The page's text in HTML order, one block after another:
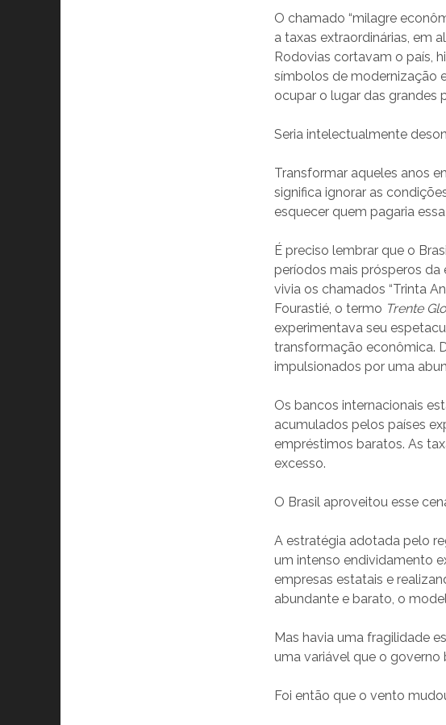
O chamado “milagre
a taxas extraordinárias, em
Rodovias cortavam o país,
símbolos de modernização
ocupar o lugar das grandes
Seria intelectualmente
Transformar aqueles anos
significa ignorar as
esquecer quem pagaria
É preciso lembrar que o
períodos mais prósperos da
vivia os chamados “Trinta
Fourastié, o termo Trente
experimentava seu
transformação econômica.
impulsionados por uma
Os bancos internacionais
acumulados pelos países
empréstimos baratos. As
excesso.
O Brasil aproveitou esse
A estratégia adotada pelo
um intenso endividamento
empresas estatais e
abundante e barato, o
Mas havia uma fragilidade
uma variável que o governo
Foi então que o vento